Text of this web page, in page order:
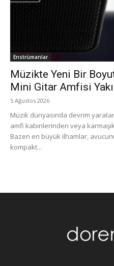
Enstrümanlar
Müzikte Yeni Bir
Mini Gitar Amfisi
5 Ağustos 2026
Müzik dünyasında devrim
amfi kabinlerinden veya
Bazen en büyük ilhamlar,
kompakt...